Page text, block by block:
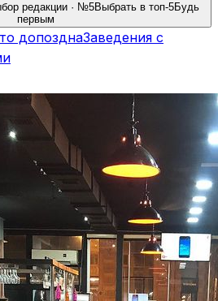
редакции · №5Выбрать в топ-5Будь
первым
допозднаЗаведения с